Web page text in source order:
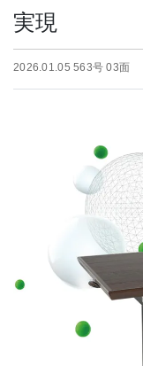
実現
2026.01.05 563号 03面